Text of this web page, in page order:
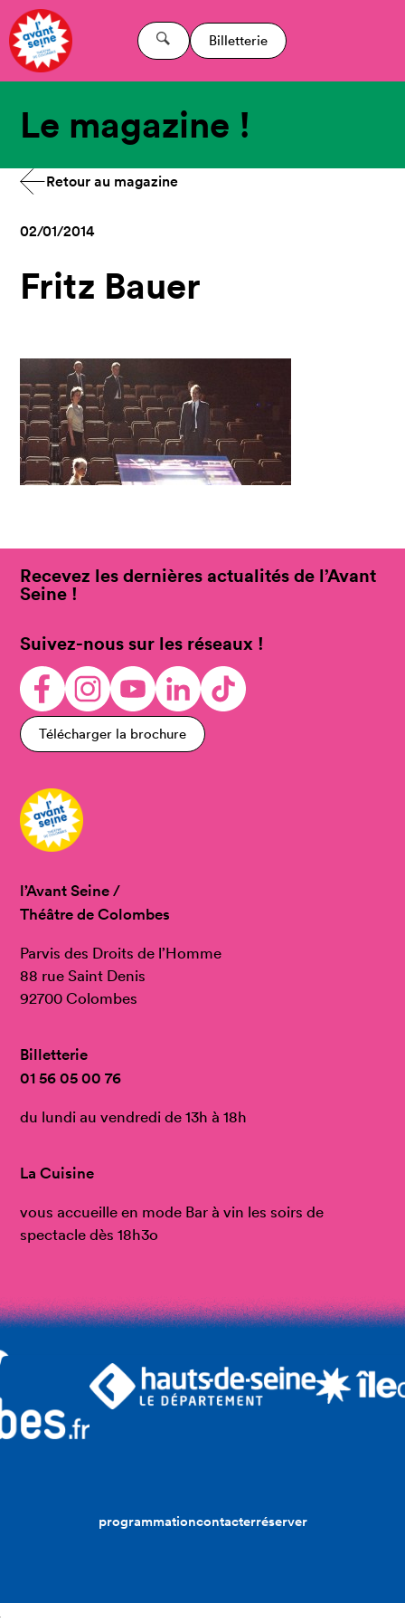
Billetterie
Le magazine !
Retour au magazine
02/01/2014
Fritz Bauer
Recevez les dernières actualités de l’Avant
Seine !
Suivez-nous sur les réseaux !
Télécharger la brochure
l’Avant Seine /
Théâtre de Colombes
Parvis des Droits de l’Homme
88 rue Saint Denis
92700 Colombes
Billetterie
01 56 05 00 76
du lundi au vendredi de 13h à 18h
La Cuisine
vous accueille en mode Bar à vin les soirs de
spectacle dès 18h3o
programmationcontacterréserver